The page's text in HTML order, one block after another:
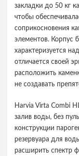
закладки до 50 кг
чтобы
соприкосновения
элементов. Корпус
характеризуется
отличается своей
расположить
не создавать
Harvia Virta Combi
залив воды, без
конструкции
резервуара для
расширить спектр